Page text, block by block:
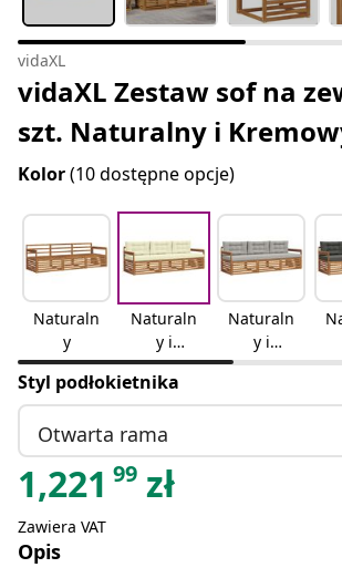
vidaXL
vidaXL Zestaw sof na
szt. Naturalny i
Kolor(10 dostępne opcje)
Naturaln
y
Naturaln
y i
kremowy
Naturaln
y i
jasnoszar
Styl podłokietnika
Otwarta rama
1,221 99 zł
Zawiera VAT
Opis